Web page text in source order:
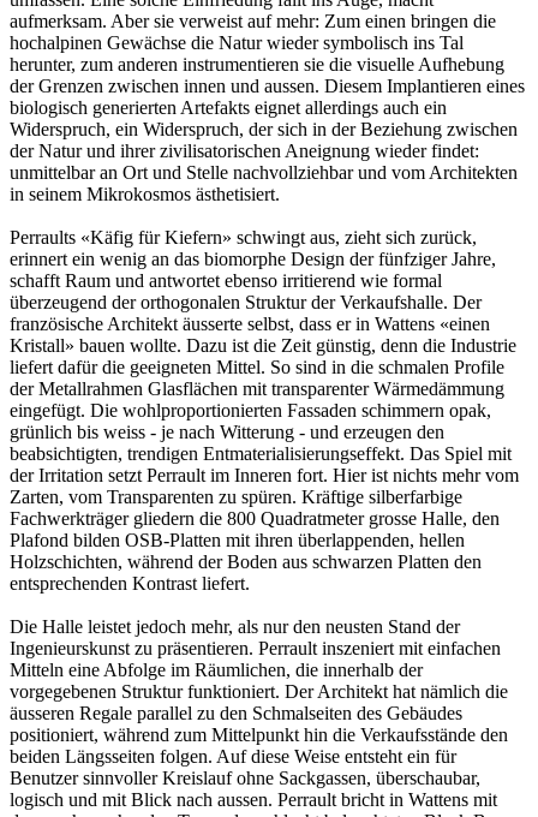
aufmerksam. Aber sie verweist auf mehr: Zum einen bringen die
hochalpinen Gewächse die Natur wieder symbolisch ins Tal
herunter, zum anderen instrumentieren sie die visuelle Aufhebung
der Grenzen zwischen innen und aussen. Diesem Implantieren eines
biologisch generierten Artefakts eignet allerdings auch ein
Widerspruch, ein Widerspruch, der sich in der Beziehung zwischen
der Natur und ihrer zivilisatorischen Aneignung wieder findet:
unmittelbar an Ort und Stelle nachvollziehbar und vom Architekten
in seinem Mikrokosmos ästhetisiert.
Perraults «Käfig für Kiefern» schwingt aus, zieht sich zurück,
erinnert ein wenig an das biomorphe Design der fünfziger Jahre,
schafft Raum und antwortet ebenso irritierend wie formal
überzeugend der orthogonalen Struktur der Verkaufshalle. Der
französische Architekt äusserte selbst, dass er in Wattens «einen
Kristall» bauen wollte. Dazu ist die Zeit günstig, denn die Industrie
liefert dafür die geeigneten Mittel. So sind in die schmalen Profile
der Metallrahmen Glasflächen mit transparenter Wärmedämmung
eingefügt. Die wohlproportionierten Fassaden schimmern opak,
grünlich bis weiss - je nach Witterung - und erzeugen den
beabsichtigten, trendigen Entmaterialisierungseffekt. Das Spiel mit
der Irritation setzt Perrault im Inneren fort. Hier ist nichts mehr vom
Zarten, vom Transparenten zu spüren. Kräftige silberfarbige
Fachwerkträger gliedern die 800 Quadratmeter grosse Halle, den
Plafond bilden OSB-Platten mit ihren überlappenden, hellen
Holzschichten, während der Boden aus schwarzen Platten den
entsprechenden Kontrast liefert.
Die Halle leistet jedoch mehr, als nur den neusten Stand der
Ingenieurskunst zu präsentieren. Perrault inszeniert mit einfachen
Mitteln eine Abfolge im Räumlichen, die innerhalb der
vorgegebenen Struktur funktioniert. Der Architekt hat nämlich die
äusseren Regale parallel zu den Schmalseiten des Gebäudes
positioniert, während zum Mittelpunkt hin die Verkaufsstände den
beiden Längsseiten folgen. Auf diese Weise entsteht ein für
Benutzer sinnvoller Kreislauf ohne Sackgassen, überschaubar,
logisch und mit Blick nach aussen. Perrault bricht in Wattens mit